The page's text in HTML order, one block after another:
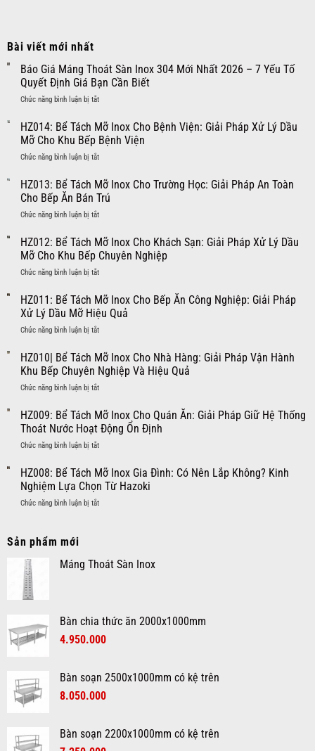
Bài viết mới nhất
Báo Giá Máng Thoát Sàn Inox 304 Mới Nhất 2026 – 7 Yếu Tố
Quyết Định Giá Bạn Cần Biết
Chức năng bình luận bị tắtở
Giá
Máng
Thoát
Sàn
304
Mới
2026
7
Yếu
Quyết
Giá
Bạn
HZ014: Bể Tách Mỡ Inox Cho Bệnh Viện: Giải Pháp Xử Lý Dầu
Mỡ Cho Khu Bếp Bệnh Viện
Chức năng bình luận bị tắtở
Bể
Tách
Mỡ
Inox
Bệnh
Viện:
Pháp
Lý
Dầu
Cho
Bếp
Bệnh
HZ013: Bể Tách Mỡ Inox Cho Trường Học: Giải Pháp An Toàn
Cho Bếp Ăn Bán Trú
Chức năng bình luận bị tắtở
Bể
Tách
Mỡ
Inox
Trường
Học:
Giải
Pháp
Toàn
Cho
Ăn
Trú
HZ012: Bể Tách Mỡ Inox Cho Khách Sạn: Giải Pháp Xử Lý Dầu
Mỡ Cho Khu Bếp Chuyên Nghiệp
Chức năng bình luận bị tắtở
Bể
Tách
Mỡ
Inox
Khách
Sạn:
Giải
Pháp
Lý
Dầu
Cho
Bếp
Chuyên
HZ011: Bể Tách Mỡ Inox Cho Bếp Ăn Công Nghiệp: Giải Pháp
Xử Lý Dầu Mỡ Hiệu Quả
Chức năng bình luận bị tắtở
Bể
Tách
Mỡ
Inox
Bếp
Ăn
Công
Nghiệp:
Pháp
Xử
Dầu
HZ010| Bể Tách Mỡ Inox Cho Nhà Hàng: Giải Pháp Vận Hành
Khu Bếp Chuyên Nghiệp Và Hiệu Quả
Chức năng bình luận bị tắtở
Bể
Tách
Mỡ
Inox
Nhà
Hàng:
Pháp
Chuyên
HZ009: Bể Tách Mỡ Inox Cho Quán Ăn: Giải Pháp Giữ Hệ Thống
Thoát Nước Hoạt Động Ổn Định
Chức năng bình luận bị tắtở
Bể
Tách
Mỡ
Inox
Pháp
Nước
Hoạt
Định
HZ008: Bể Tách Mỡ Inox Gia Đình: Có Nên Lắp Không? Kinh
Nghiệm Lựa Chọn Từ Hazoki
Chức năng bình luận bị tắtở
Inox
Lắp
Không?
Kinh
Chọn
Từ
Sản phẩm mới
Máng Thoát Sàn Inox
Bàn chia thức ăn 2000x1000mm
4.950.000
Bàn soạn 2500x1000mm có kệ trên
8.050.000
Bàn soạn 2200x1000mm có kệ trên